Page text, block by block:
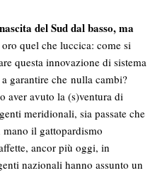
del Sud dal basso, ma
quel che luccica: come si
questa innovazione di sistema
garantire che nulla cambi?
aver avuto la (s)ventura di
meridionali, sia passate che
il gattopardismo
ancor più oggi, in
nazionali hanno assunto un